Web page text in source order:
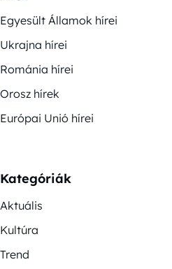
Egyesült Államok hírei
Ukrajna hírei
Románia hírei
Orosz hírek
Európai Unió hírei
Kategóriák
Aktuális
Kultúra
Trend